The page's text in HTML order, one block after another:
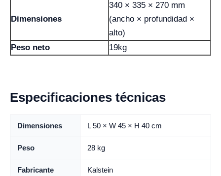
Dimensiones
340 × 335 × 270 mm
(ancho × profundidad ×
alto)
Peso neto
19kg
Especificaciones técnicas
Dimensiones L 50 × W 45 × H 40 cm
Peso 28 kg
Fabricante Kalstein